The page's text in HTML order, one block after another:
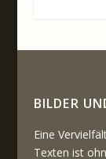
BILDER
Eine
Texten ist